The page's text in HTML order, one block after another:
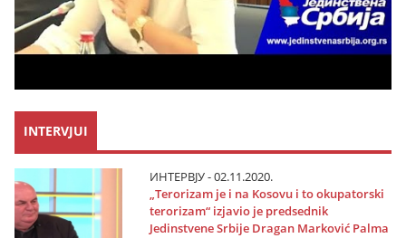
INTERVJUI
ИНТЕРВЈУ - 02.11.2020.
„Terorizam јe i na Kosovu i to okupatorski
terorizam“ izјavio јe predsednik
Јedinstvene Srbiјe Dragan Marković Palma